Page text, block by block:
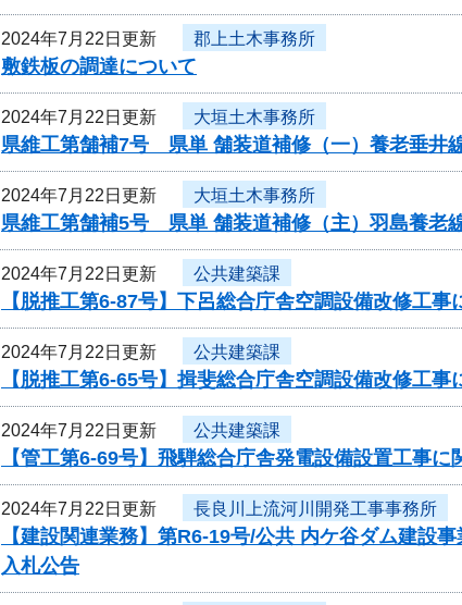
2024年7月22日更新 郡上土木事務所
敷鉄板の調達について
2024年7月22日更新 大垣土木事務所
県維工第舗補7号 県単 舗装道補修（一）養老垂
2024年7月22日更新 大垣土木事務所
県維工第舗補5号 県単 舗装道補修（主）羽島養
2024年7月22日更新 公共建築課
【脱推工第6-87号】下呂総合庁舎空調設備改修工
2024年7月22日更新 公共建築課
【脱推工第6-65号】揖斐総合庁舎空調設備改修工
2024年7月22日更新 公共建築課
【管工第6-69号】飛騨総合庁舎発電設備設置工事
2024年7月22日更新 長良川上流河川開発工事事務所
【建設関連業務】第R6-19号/公共 内ケ谷ダム建設
入札公告